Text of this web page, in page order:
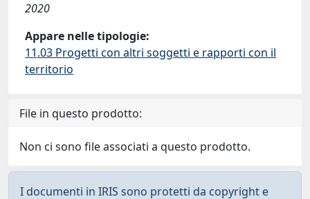
2020
Appare nelle tipologie:
11.03 Progetti con altri soggetti e rapporti con il
territorio
File in questo prodotto:
Non ci sono file associati a questo prodotto.
I documenti in IRIS sono protetti da copyright e